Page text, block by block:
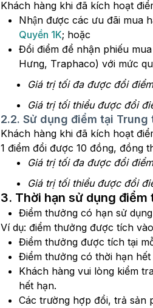
Khách hàng khi đã kích hoạt
Nhận được các ưu đãi mua
Quyền 1K; hoặc
Đổi điểm để nhận phiếu
Hưng, Traphaco) với mức
Giá trị tối đa được đổi
Giá trị tối thiểu được đổi
2.2. Sử dụng điểm tại
Khách hàng khi đã kích hoạt
1 điểm đổi được 10 đồng, đồng
Giá trị tối đa được đổi
Giá trị tối thiểu được đổi
3. Thời hạn sử dụng điểm
Điểm thưởng có hạn sử
Ví dụ: điểm thưởng được tích
Điểm thưởng được tích tại
Điểm thưởng có thời hạn
Khách hàng vui lòng kiểm
hết hạn.
Các trường hợp đổi, trả sản